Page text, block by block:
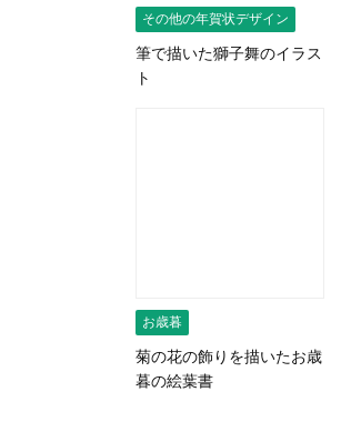
その他の年賀状デザイン
筆で描いた獅子舞のイラス
ト
お歳暮
菊の花の飾りを描いたお歳
暮の絵葉書